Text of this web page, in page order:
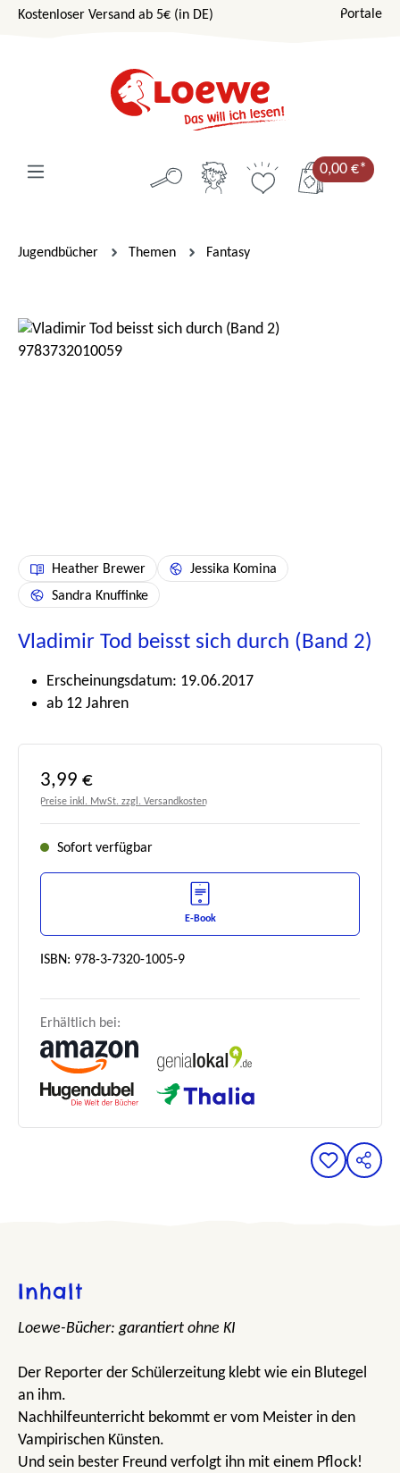
Zum Hauptinhalt springen
Kostenloser Versand ab 5€ (in DE) Portale
0,00 €*
Jugendbücher Themen Fantasy
Bildergalerie überspringen
Heather Brewer
Jessika Komina
Sandra Knuffinke
Vladimir Tod beisst sich durch (Band 2)
Erscheinungsdatum: 19.06.2017
ab 12 Jahren
Regulärer Preis:
3,99 €
Preise inkl. MwSt. zzgl. Versandkosten
Sofort verfügbar
E-Book
ISBN: 978-3-7320-1005-9
Erhältlich bei:
Inhalt
Loewe-Bücher: garantiert ohne KI
Der Reporter der Schülerzeitung klebt wie ein Blutegel
an ihm.
Nachhilfeunterricht bekommt er vom Meister in den
Vampirischen Künsten.
Und sein bester Freund verfolgt ihn mit einem Pflock!